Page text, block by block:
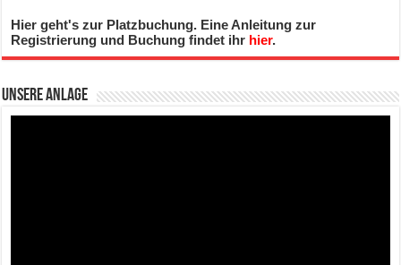
Hier geht's zur Platzbuchung. Eine Anleitung zur
Registrierung und Buchung findet ihr hier.
Unsere Anlage